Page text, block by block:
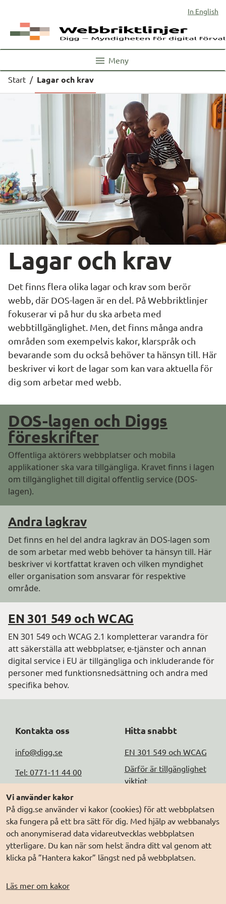
Vi använder kakor
På digg.se använder vi kakor (cookies) för att webbplatsen
ska fungera på ett bra sätt för dig. Med hjälp av webbanalys
och anonymiserad data vidareutvecklas webbplatsen
ytterligare. Du kan när som helst ändra ditt val genom att
klicka på ”Hantera kakor” längst ned på webbplatsen.
Läs mer om kakor
In English
Meny
Start / Lagar och krav
Lagar och krav
Det finns flera olika lagar och krav som berör
webb, där DOS-lagen är en del. På Webbriktlinjer
fokuserar vi på hur du ska arbeta med
webbtillgänglighet. Men, det finns många andra
områden som exempelvis kakor, klarspråk och
bevarande som du också behöver ta hänsyn till. Här
beskriver vi kort de lagar som kan vara aktuella för
dig som arbetar med webb.
DOS-lagen och Diggs
föreskrifter
Offentliga aktörers webbplatser och mobila
applikationer ska vara tillgängliga. Kravet finns i lagen
om tillgänglighet till digital offentlig service (DOS-
lagen).
Andra lagkrav
Det finns en hel del andra lagkrav än DOS-lagen som
de som arbetar med webb behöver ta hänsyn till. Här
beskriver vi kortfattat kraven och vilken myndighet
eller organisation som ansvarar för respektive
område.
EN 301 549 och WCAG
EN 301 549 och WCAG 2.1 kompletterar varandra för
att säkerställa att webbplatser, e-tjänster och annan
digital service i EU är tillgängliga och inkluderande för
personer med funktionsnedsättning och andra med
specifika behov.
Kontakta oss
info@digg.se
Tel: 0771-11 44 00
Peppol-id:
0007:2021006883
Fler kontaktuppgifter
Hitta snabbt
EN 301 549 och WCAG
Därför är tillgänglighet
viktigt
Om Webbriktlinjer
Tillgänglighetsredogörels